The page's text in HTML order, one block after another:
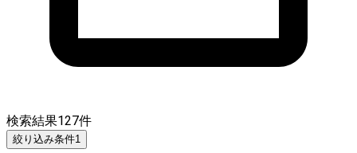
検索結果127件
絞り込み条件1